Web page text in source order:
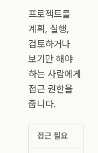
프로젝트를
계획, 실행,
검토하거나
보기만 해야
하는 사람에게
접근 권한을
줍니다.
접근 필요